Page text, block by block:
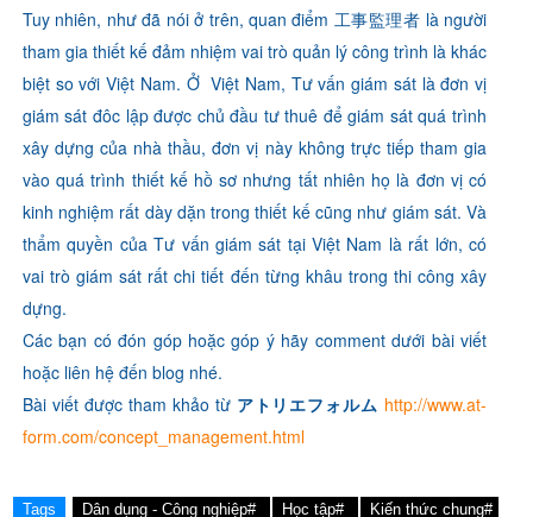
Tuy nhiên, như đã nói ở trên, quan điểm 工事監理者 là người
tham gia thiết kế đảm nhiệm vai trò quản lý công trình là khác
biệt so với Việt Nam. Ở Việt Nam, Tư vấn giám sát là đơn vị
giám sát đôc lập được chủ đầu tư thuê để giám sát quá trình
xây dựng của nhà thầu, đơn vị này không trực tiếp tham gia
vào quá trình thiết kế hồ sơ nhưng tất nhiên họ là đơn vị có
kinh nghiệm rất dày dặn trong thiết kế cũng như giám sát. Và
thẩm quyền của Tư vấn giám sát tại Việt Nam là rất lớn, có
vai trò giám sát rất chi tiết đến từng khâu trong thi công xây
dựng.
Các bạn có đón góp hoặc góp ý hãy comment dưới bài viết
hoặc liên hệ đến blog nhé.
Bài viết được tham khảo từ アトリエフォルム http://www.at-
form.com/concept_management.html
Tags Dân dụng - Công nghiệp# Học tập#
Kiến thức chung#